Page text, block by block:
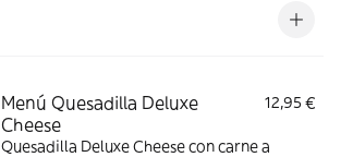
Menú Quesadilla Deluxe
Cheese
12,95 €
Quesadilla Deluxe Cheese con carne a